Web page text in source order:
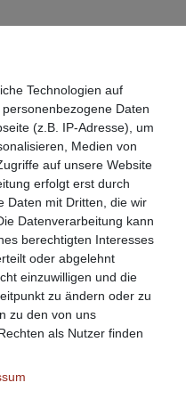
Material
Technologien auf
Daten
(z.B. IP-Adresse), um
Medien von
auf unsere Website
erfolgt erst durch
Daten mit Dritten, die wir
Datenverarbeitung kann
berechtigten Interesses
oder abgelehnt
einzuwilligen und die
zu ändern oder zu
zu den von uns
als Nutzer finden